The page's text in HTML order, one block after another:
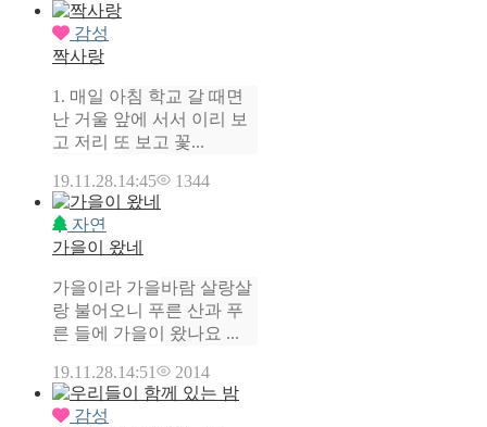
감성
짝사랑
1. 매일 아침 학교 갈 때면
난 거울 앞에 서서 이리 보
고 저리 또 보고 꽃...
19.11.28.14:45 1344
자연
가을이 왔네
가을이라 가을바람 살랑살
랑 불어오니 푸른 산과 푸
른 들에 가을이 왔나요 ...
19.11.28.14:51 2014
감성